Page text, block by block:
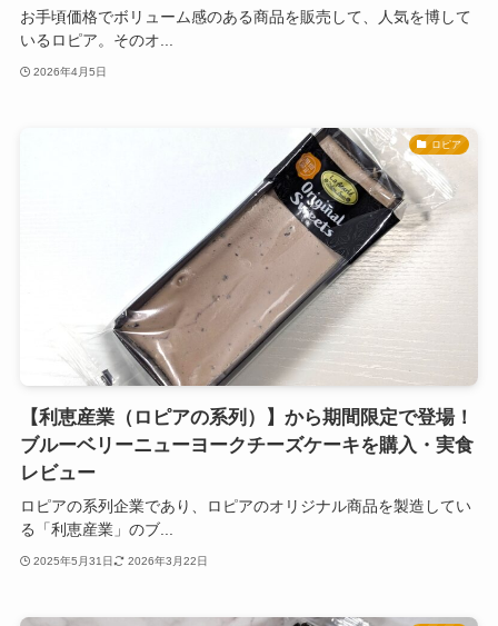
お手頃価格でボリューム感のある商品を販売して、人気を博して
いるロピア。そのオ...
2026年4月5日
ロピア
【利恵産業（ロピアの系列）】から期間限定で登場！
ブルーベリーニューヨークチーズケーキを購入・実食
レビュー
ロピアの系列企業であり、ロピアのオリジナル商品を製造してい
る「利恵産業」のブ...
2025年5月31日 2026年3月22日